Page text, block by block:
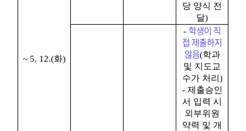
~ 5. 12.(화)
당 양식 전
달)
- 학생이 직
접 제출하지
않음(학과
및 지도교
수가 처리 )
- 제출승인
서 입력 시
외부위원
약력 및 개